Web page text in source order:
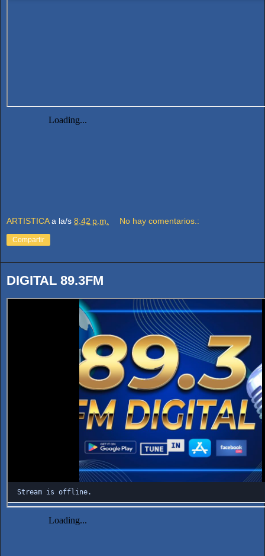
ARTISTICA a la/s 8:42 p.m. No hay comentarios.:
Compartir
DIGITAL 89.3FM